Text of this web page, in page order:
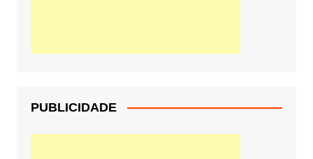
PUBLICIDADE